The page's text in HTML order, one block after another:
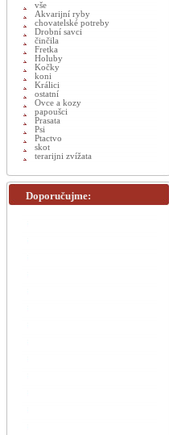
vše
Akvarijní ryby
chovatelské potreby
Drobní savci
činčila
Fretka
Holuby
Kočky
koni
Králici
ostatní
Ovce a kozy
papoušci
Prasata
Psi
Ptactvo
skot
terarijni zvížata
Doporučujme: